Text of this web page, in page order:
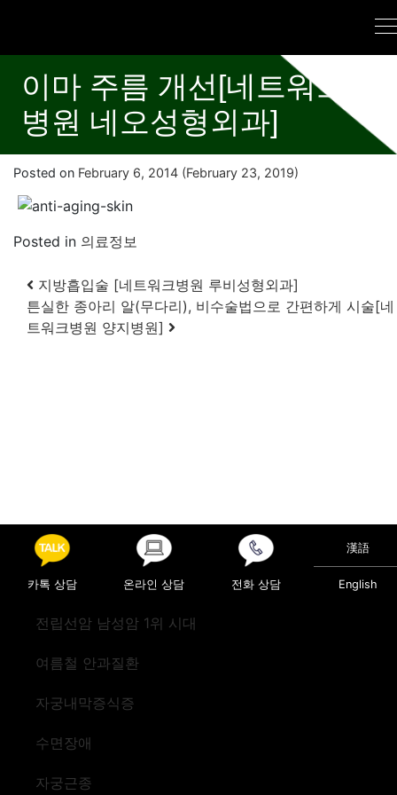
이마 주름 개선[네트워크
병원 네오성형외과]
Posted on February 6, 2014 (February 23, 2019)
Posted in 의료정보
Post navigation
지방흡입술 [네트워크병원 루비성형외과]
튼실한 종아리 알(무다리), 비수술법으로 간편하게 시술[네
트워크병원 양지병원]
카톡 상담 온라인 상담 전화 상담
漢語
English
전립선암 남성암 1위 시대
여름철 안과질환
자궁내막증식증
수면장애
자궁근종